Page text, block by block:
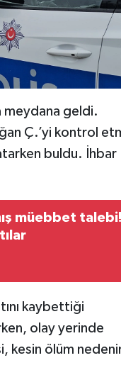
meydana geldi.
Ç.’yi kontrol
buldu. İhbar
müebbet talebi!
kaybettiği
olay yerinde
kesin ölüm